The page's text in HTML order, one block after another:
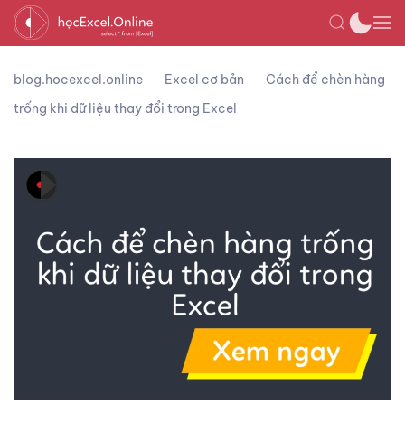
blog.hocexcel.online Excel cơ bản
Cách để chèn hàng
trống khi dữ liệu thay đổi trong Excel